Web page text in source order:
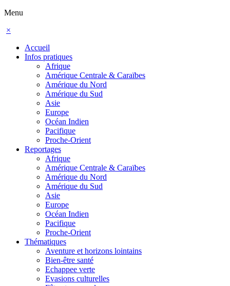
Menu
×
Accueil
Infos pratiques
Afrique
Amérique Centrale & Caraïbes
Amérique du Nord
Amérique du Sud
Asie
Europe
Océan Indien
Pacifique
Proche-Orient
Reportages
Afrique
Amérique Centrale & Caraïbes
Amérique du Nord
Amérique du Sud
Asie
Europe
Océan Indien
Pacifique
Proche-Orient
Thématiques
Aventure et horizons lointains
Bien-être santé
Echappee verte
Evasions culturelles